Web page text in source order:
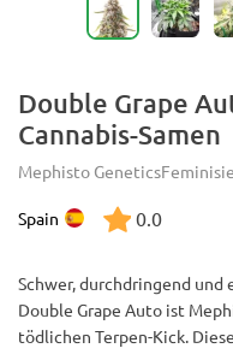
Double Grape
Cannabis-Samen
Mephisto Genetics
Spain 0.0
Schwer, durchdringend und
Double Grape Auto ist
tödlichen Terpen-Kick.